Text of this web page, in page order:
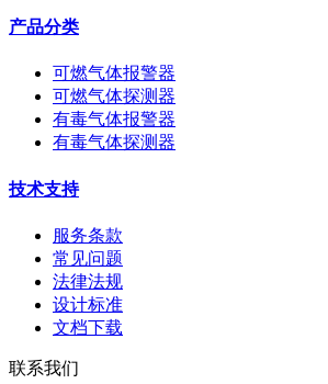
产品分类
可燃气体报警器
可燃气体探测器
有毒气体报警器
有毒气体探测器
技术支持
服务条款
常见问题
法律法规
设计标准
文档下载
联系我们